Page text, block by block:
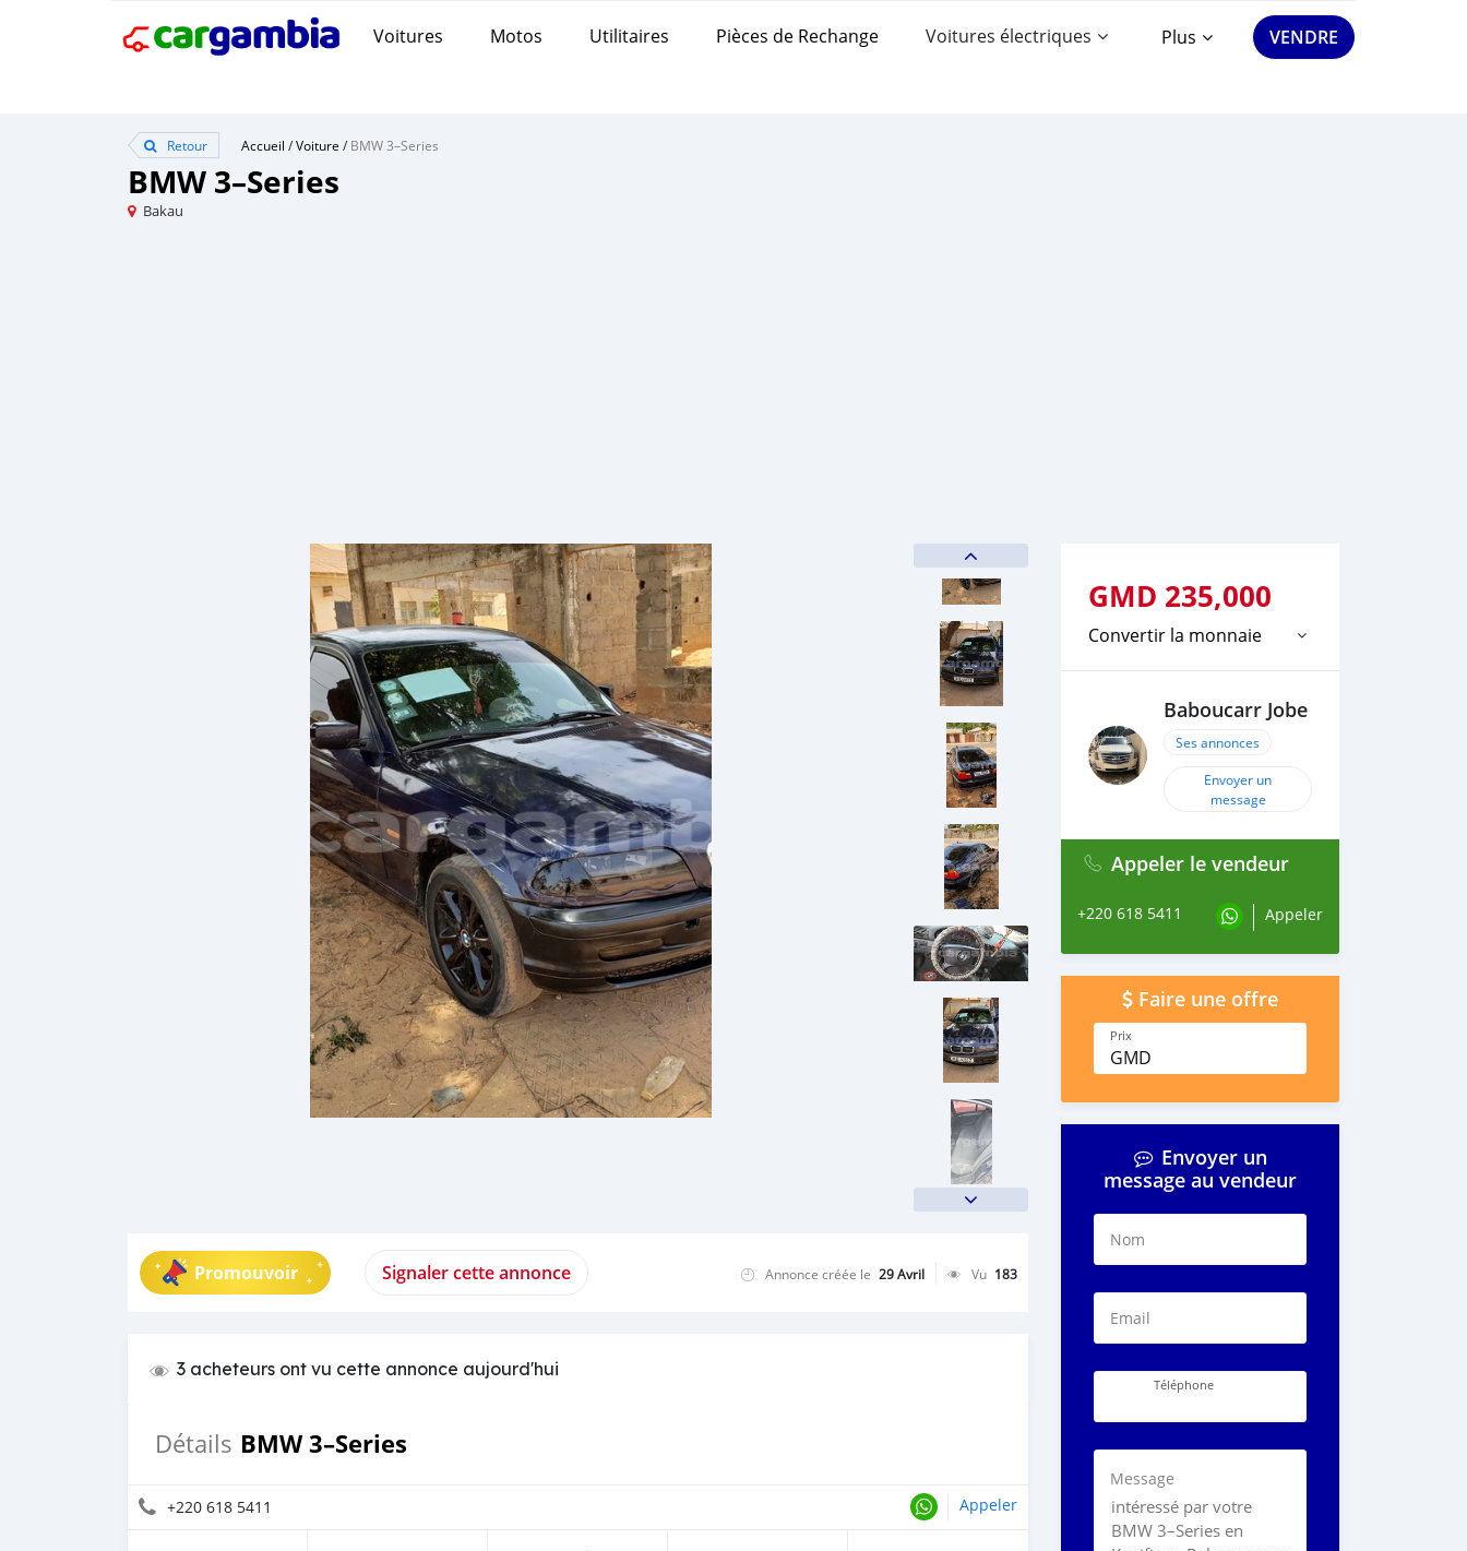
Voitures Motos Utilitaires Pièces de Rechange Voitures électriques Plus VENDRE
Retour Accueil /Voiture /BMW 3–Series
BMW 3–Series
Bakau
Promouvoir Signaler cette annonce Annonce créée le 29 Avril Vu 183
3 acheteurs ont vu cette annonce aujourd'hui
Détails BMW 3–Series
+220 618 5411 Appeler
GMD 235,000
Convertir la monnaie
Baboucarr Jobe
Ses annonces
Envoyer un
message
Appeler le vendeur
+220 618 5411 Appeler
Faire une offre
Prix
GMD
Envoyer un
message au vendeur
Nom
Email
Téléphone
Message